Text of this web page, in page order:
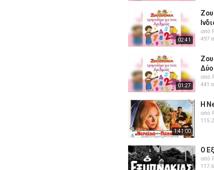
02:41
από
497
01:27
Δύο
από
441
1:41:00
H
από
Ο
από